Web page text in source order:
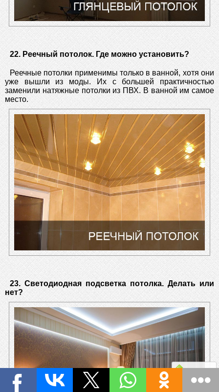
22. Реечный потолок. Где можно установить?
Реечные потолки применимы только в ванной, хотя они
уже вышли из моды. Их с большей практичностью
заменили натяжные потолки из ПВХ. В ванной им самое
место.
23. Светодиодная подсветка потолка. Делать или
нет?